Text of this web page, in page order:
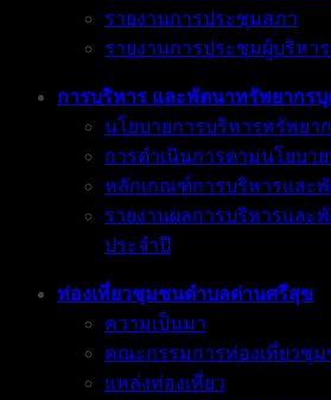
รายงานการประชุมสภา
รายงานการประชุมผู้บริหา
การบริหาร และพัตนาทรัพยากร
นโยบายการบริหารทรัพยา
การดำเนินการตามนโยบา
หลักเกณฑ์การบริหารและ
รายงานผลการบริหารแล
ประจำปี
ท่องเที่ยวชุมชนตำบลด่านศรีสุข
ความเป็นมา
คณะกรรมการท่องเที่ยวชุ
แหล่งท่องเที่ยว